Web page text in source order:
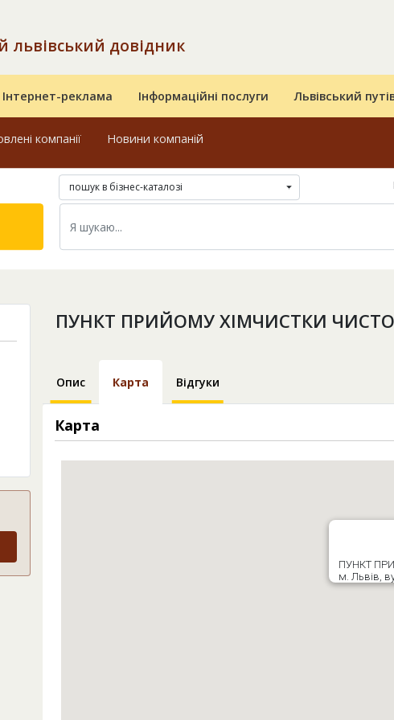
львівський довідник
Інтернет-реклама Інформаційні послуги Львівський
компанії Новини компаній
пошук в бізнес-каталозі
ПУНКТ ПРИЙОМУ ХІМЧИСТКИ ЧИСТО
Опис Карта Відгуки
Карта
ПУНКТ
м. Львів,